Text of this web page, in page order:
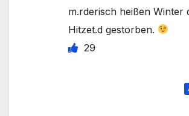
m.rderisch heißen Winter
Hitzet.d gestorben.
29